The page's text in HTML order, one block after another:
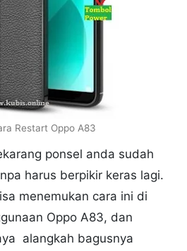
Restart Oppo A83
ponsel anda sudah
harus berpikir keras lagi.
menemukan cara ini di
Oppo A83, dan
alangkah bagusnya